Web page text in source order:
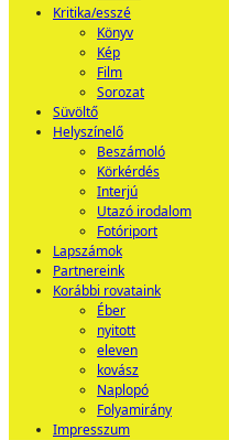
Kritika/esszé
Könyv
Kép
Film
Sorozat
Süvöltő
Helyszínelő
Beszámoló
Körkérdés
Interjú
Utazó irodalom
Fotóriport
Lapszámok
Partnereink
Korábbi rovataink
Éber
nyitott
eleven
kovász
Naplopó
Folyamirány
Impresszum